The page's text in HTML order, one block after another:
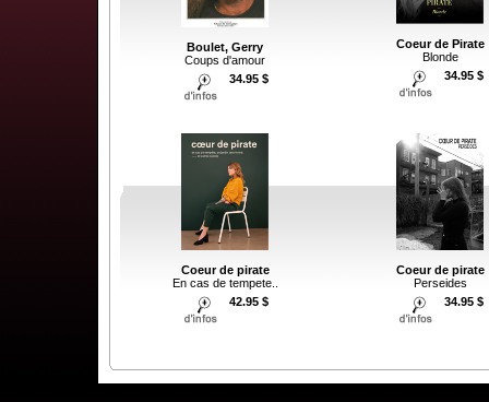
Boulet, Gerry
Coups d'amour
34.95 $
Coeur de Pirate
Blonde
34.95 $
Coeur de pirate
En cas de tempete..
42.95 $
Coeur de pirate
Perseides
34.95 $